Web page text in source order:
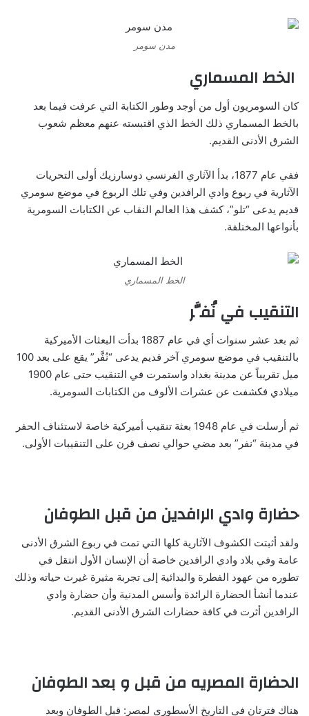
مدن سومر
الخط المسماري
كان السومريون أول من أوجد وطور الكتابة التي عرفت فيما بعد
بالخط المسماري ذلك الخط الذي اقتبسته عنهم معظم شعوب
الشرق الأدنى القديم.
ففي عام 1877، بدأ الآثاري الفرنسي دوسارزيك أولى التحريات
الآثارية في ربوع وادي الرافدين وفي تلك الربوع في موضع سومري
قديم يدعى “تلو”، كشف هذا العالم النقاب عن الكتابات السومرية
بأنواعها المختلفة.
الخط المسماري
التنقيب في نُفَّر
ثم بعد عشر سنوات أي في عام 1887 بدأت البعثات الأميركية
بالتنقيب في موضع سومري آخر قديم يدعى “نُفَّر” يقع على بعد 100
ميل تقريباً عن مدينة بغداد واستمرت في التنقيب حتى عام 1900
ميلادي فكشفت عن عشرات الألوف من الكتابات السومرية.
ثم أرسلت في عام 1948 بعثة تنقيب أميركية خاصة لاستئناف الحفر
في مدينة “نفر” بعد مضي حوالي نصف قرن على التنقيبات الأولى.
حضارة وادي الرافدين من قبل الطوفان
ولقد أثبتت الكشوف الآثارية كلها التي تمت في ربوع الشرق الأدنى
عامة وفي بلاد وادي الرافدين خاصة أن الإنسان الأول انتقل في
تطوره من عهود الفطرة والبدائية إلى تجربة مثيرة غيرت حياته وذلك
عندما أنشأ الحضارة الرائدة وأسس المدنية وأن حضارة وادي
الرافدين أثرت في كافة حضارات الشرق الأدنى القديم.
الحضارة المصريه من قبل و بعد الطوفان
هناك فترتان في التاريخ الأسطوري لمصر: قبل الطوفان وبعد